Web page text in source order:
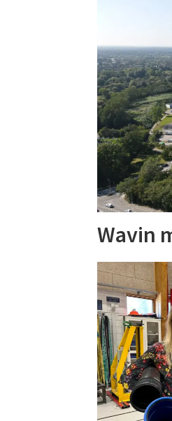
Wavin